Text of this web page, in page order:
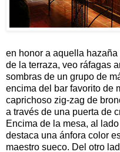
en honor a aquella
de la terraza, veo ráfagas
sombras de un grupo de
encima del bar favorito de
caprichoso zig-zag de
a través de una puerta de
Encima de la mesa, al
destaca una ánfora color
maestro sueco. Del otro